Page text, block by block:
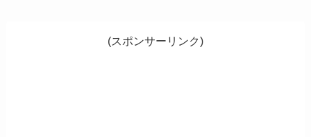
(スポンサーリンク)